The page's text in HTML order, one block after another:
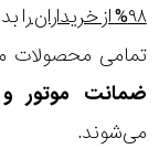
۹۸% از خریداران
را
تمامی محصولات
ضمانت موتور و ۱۰ سال تعویض رایگان باتری
می‌شوند.